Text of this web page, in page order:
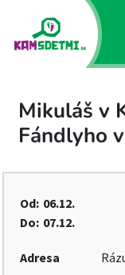
Mikuláš v
Fándlyho
Od: 06.12.
Do: 07.12.
Adresa